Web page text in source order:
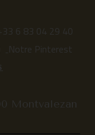
+33 6 83 04 29 40
Notre Pinterest
Montvalezan